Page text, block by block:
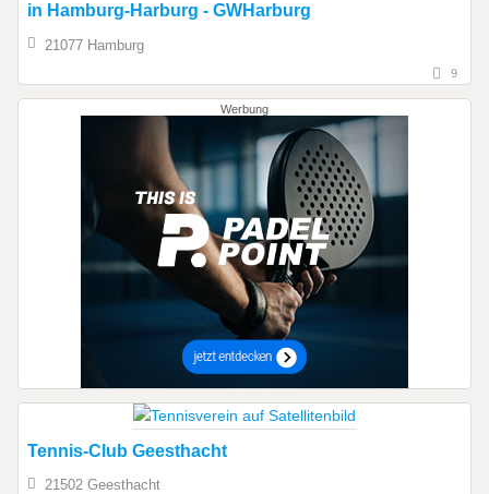
in Hamburg-Harburg - GWHarburg
21077 Hamburg
9
Werbung
Tennis-Club Geesthacht
21502 Geesthacht